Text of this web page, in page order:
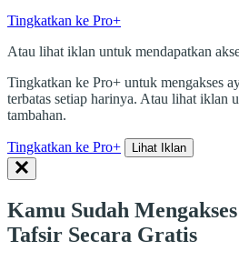
Tingkatkan ke Pro+
Atau lihat iklan untuk mendapatkan
Tingkatkan ke Pro+ untuk mengakses
terbatas setiap harinya. Atau lihat iklan
tambahan.
Tingkatkan ke Pro+ Lihat Iklan
Kamu Sudah
Tafsir Secara Gratis